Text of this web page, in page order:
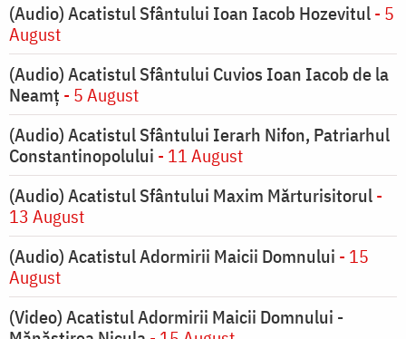
(Audio) Acatistul Sfântului Ioan Iacob Hozevitul- 5
August
(Audio) Acatistul Sfântului Cuvios Ioan Iacob de la
Neamț - 5 August
(Audio) Acatistul Sfântului Ierarh Nifon, Patriarhul
Constantinopolului - 11 August
(Audio) Acatistul Sfântului Maxim Mărturisitorul-
13 August
(Audio) Acatistul Adormirii Maicii Domnului - 15
August
(Video) Acatistul Adormirii Maicii Domnului -